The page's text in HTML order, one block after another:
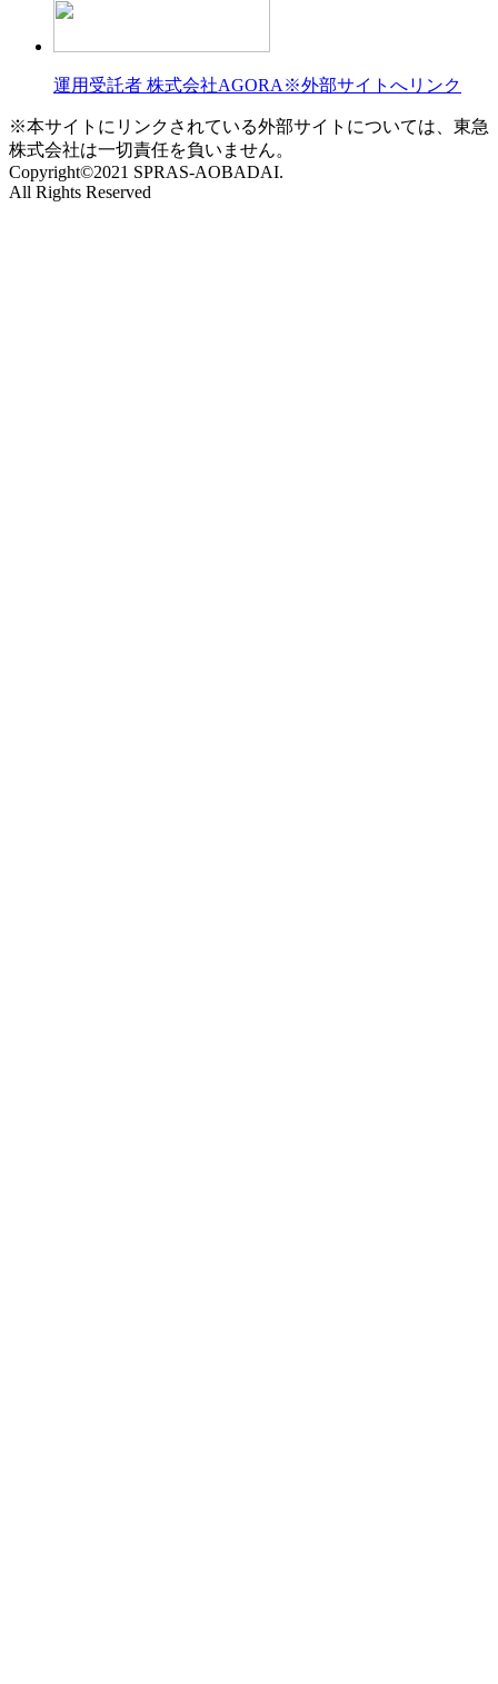
運用受託者 株式会社AGORA ※外部サイトへリンク
※本サイトにリンクされている外部サイトについては、東急
株式会社は一切責任を負いません。
Copyright©2021 SPRAS-AOBADAI.
All Rights Reserved